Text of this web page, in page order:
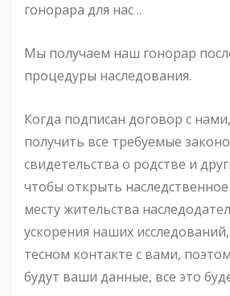
гонорара для нас ..
Мы получаем наш гонорар
процедуры наследования.
Когда подписан договор с
получить все требуемые
свидетельства о родстве и
чтобы открыть
месту жительства
ускорения наших
тесном контакте с вами,
будут ваши данные, все это